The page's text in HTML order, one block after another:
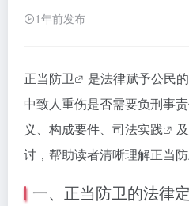
1年前发布
正当防卫
是法律赋予公民
中致人重伤是否需要负刑事
义、构成要件、 司法实践
讨，帮助读者清晰理解正当
一、正当防卫的法律